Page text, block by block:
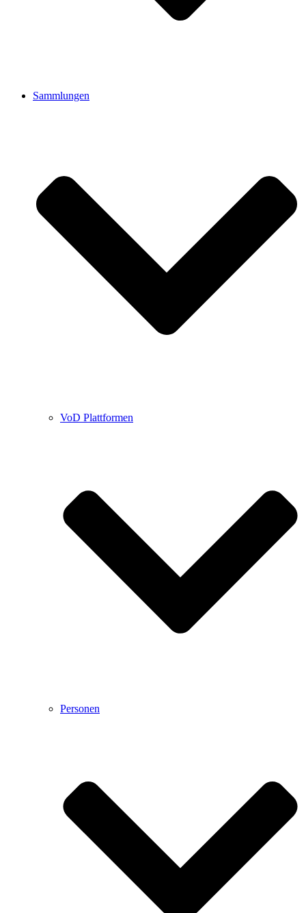
Sammlungen
VoD Plattformen
Personen